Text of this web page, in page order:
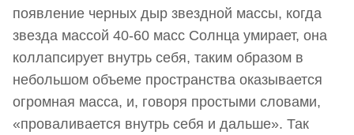
появление черных дыр звездной массы, когда
звезда массой 40-60 масс Солнца умирает, она
коллапсирует внутрь себя, таким образом в
небольшом объеме пространства оказывается
огромная масса, и, говоря простыми словами,
«проваливается внутрь себя и дальше». Так